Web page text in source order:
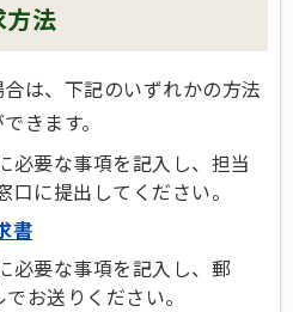
方法
は、下記のいずれかの方法
きます。
必要な事項を記入し、担当
に提出してください。
書
必要な事項を記入し、郵
お送りください。